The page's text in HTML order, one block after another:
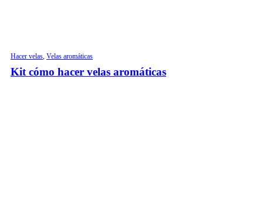
Hacer velas, Velas aromáticas
Kit cómo hacer velas aromáticas